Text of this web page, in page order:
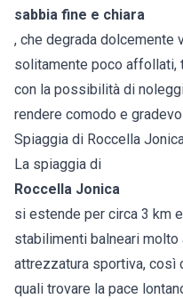
sabbia fine e chiara
, che degrada dolcemente
solitamente poco affollati,
con la possibilità di
rendere comodo e
Spiaggia di Roccella
La spiaggia di
Roccella Jonica
si estende per circa 3 km
stabilimenti balneari
attrezzatura sportiva, così
quali trovare la pace